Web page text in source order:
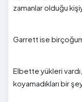
zamanlar olduğu
Garrett ise
Elbette yükleri vardı,
koyamadıkları bir